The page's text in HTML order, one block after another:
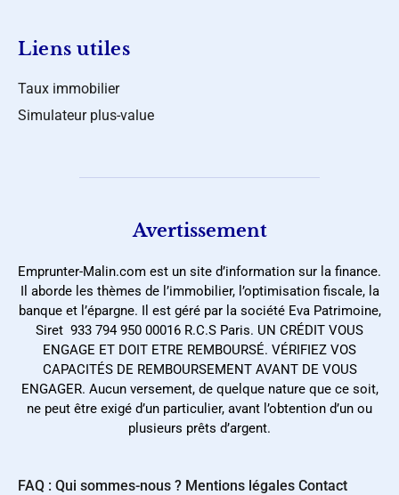
Liens utiles
Taux immobilier
Simulateur plus-value
Avertissement
Emprunter-Malin.com est un site d’information sur la finance.
Il aborde les thèmes de l’immobilier, l’optimisation fiscale, la
banque et l’épargne. Il est géré par la société Eva Patrimoine,
Siret 933 794 950 00016 R.C.S Paris. UN CRÉDIT VOUS
ENGAGE ET DOIT ETRE REMBOURSÉ. VÉRIFIEZ VOS
CAPACITÉS DE REMBOURSEMENT AVANT DE VOUS
ENGAGER. Aucun versement, de quelque nature que ce soit,
ne peut être exigé d’un particulier, avant l’obtention d’un ou
plusieurs prêts d’argent.
FAQ : Qui sommes-nous ? Mentions légales Contact